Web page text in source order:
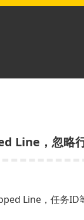
Line，忽
Line，任务ID